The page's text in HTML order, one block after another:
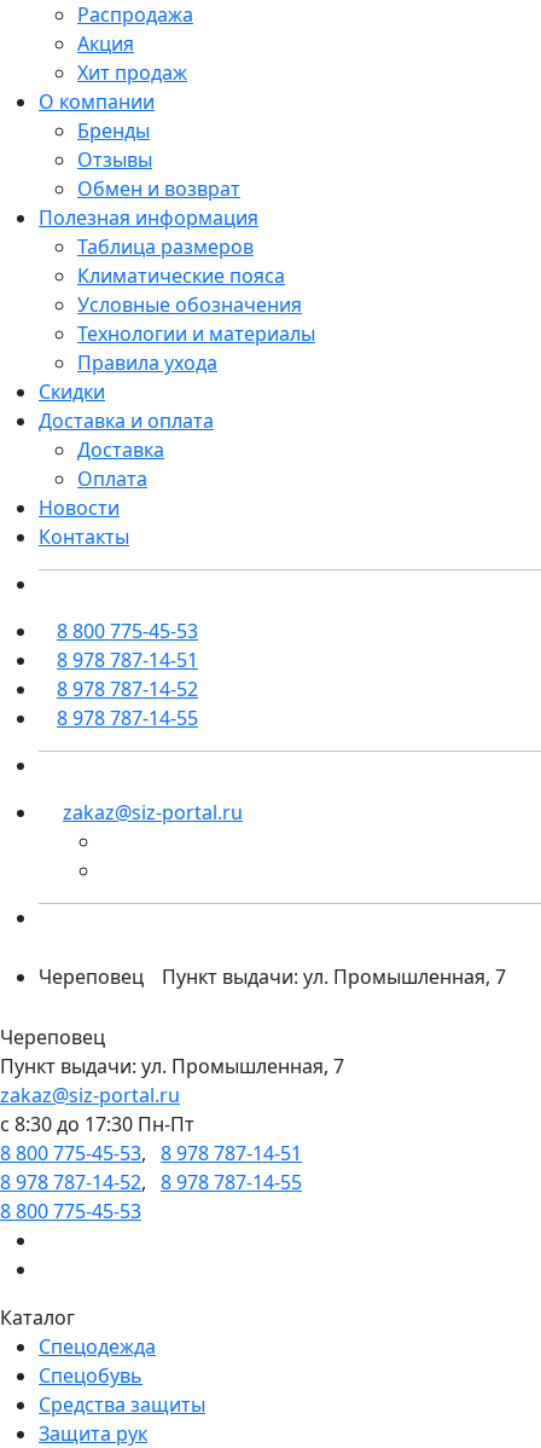
Распродажа
Акция
Хит продаж
О компании
Бренды
Отзывы
Обмен и возврат
Полезная информация
Таблица размеров
Климатические пояса
Условные обозначения
Технологии и материалы
Правила ухода
Скидки
Доставка и оплата
Доставка
Оплата
Новости
Контакты
8 800 775-45-53
8 978 787-14-51
8 978 787-14-52
8 978 787-14-55
zakaz@siz-portal.ru
Череповец Пункт выдачи: ул. Промышленная, 7
Череповец
Пункт выдачи: ул. Промышленная, 7
zakaz@siz-portal.ru
c 8:30 до 17:30 Пн-Пт
8 800 775-45-53, 8 978 787-14-51
8 978 787-14-52, 8 978 787-14-55
8 800 775-45-53
Каталог
Спецодежда
Спецобувь
Средства защиты
Защита рук